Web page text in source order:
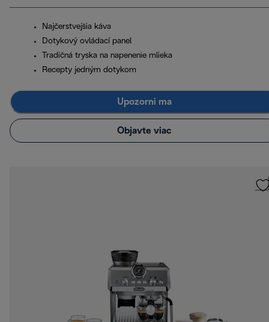
Najčerstvejšia káva
Dotykový ovládací panel
Tradičná tryska na napenenie mlieka
Recepty jedným dotykom
Upozorni ma
Objavte viac